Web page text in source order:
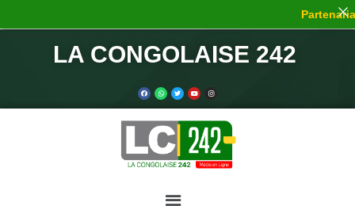
LA CONGOLAISE 242